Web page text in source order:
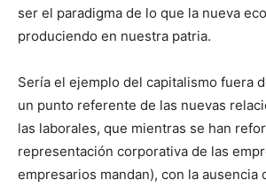
ser el paradigma de lo que la nueva
produciendo en nuestra patria.
Sería el ejemplo del capitalismo fuera
un punto referente de las nuevas
las laborales, que mientras se han
representación corporativa de las
empresarios mandan), con la ausencia